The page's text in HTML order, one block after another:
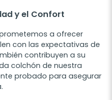
y el Confort
a ofrecer
con las expectativas de
contribuyen a su
colchón de nuestra
probado para asegurar